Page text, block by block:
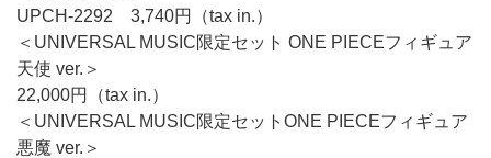
UPCH-2292 3,740円（tax in.）
＜UNIVERSAL MUSIC限定セット ONE PIECEフィギュア
天使 ver.＞
22,000円（tax in.）
＜UNIVERSAL MUSIC限定セットONE PIECEフィギュア
悪魔 ver.＞